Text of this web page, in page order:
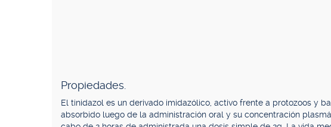
Propiedades.
El tinidazol es un derivado imidazólico, activo frente a protozoos y
absorbido luego de la administración oral y su concentración